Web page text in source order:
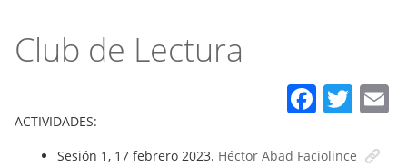
Club de Lectura
ACTIVIDADES:
Sesión 1, 17 febrero 2023. Héctor Abad Faciolince